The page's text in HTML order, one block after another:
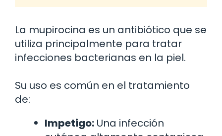
La mupirocina es un antibiótico que se
utiliza principalmente para tratar
infecciones bacterianas en la piel.
Su uso es común en el tratamiento
de:
Impetigo: Una infección